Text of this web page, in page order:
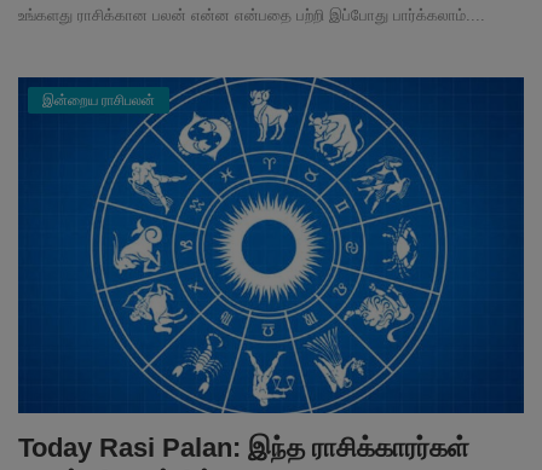
உங்களது ராசிக்கான பலன் என்ன என்பதை பற்றி இப்போது பார்க்கலாம்....
இன்றைய ராசிபலன்
Today Rasi Palan: இந்த ராசிக்காரர்கள்